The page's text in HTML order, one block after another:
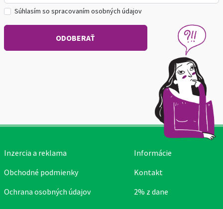
Súhlasím so spracovaním osobných údajov
Inzercia a reklama
Obchodné podmienky
Ochrana osobných údajov
Informácie
Kontakt
2% z dane